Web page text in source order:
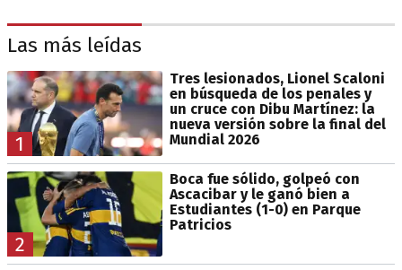
Las más leídas
1
Tres lesionados, Lionel Scaloni
en búsqueda de los penales y
un cruce con Dibu Martínez: la
nueva versión sobre la final del
Mundial 2026
2
Boca fue sólido, golpeó con
Ascacibar y le ganó bien a
Estudiantes (1-0) en Parque
Patricios